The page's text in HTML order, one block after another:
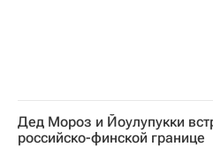
Дед Мороз и Йоулупукки
российско-финской границе